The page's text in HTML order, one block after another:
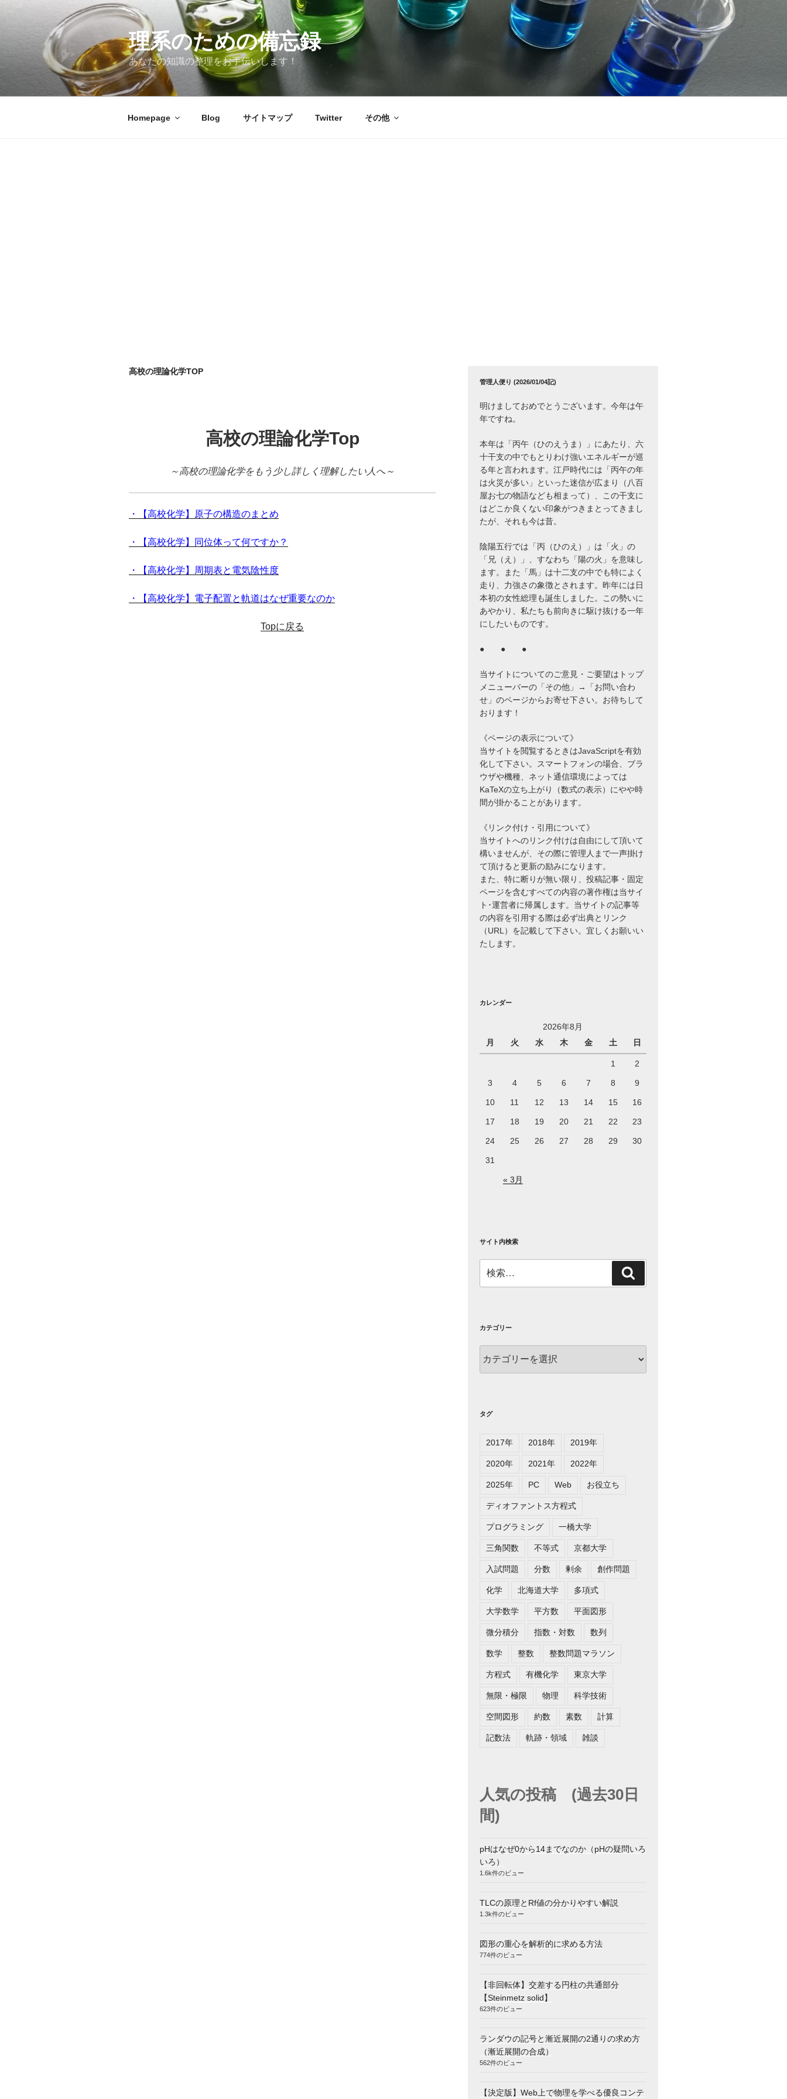
理系のための備忘録
あなたの知識の整理をお手伝いします！
Homepage Blog サイトマップ Twitter その他
高校の理論化学TOP
高校の理論化学Top
～高校の理論化学をもう少し詳しく理解したい人へ～
・【高校化学】原子の構造のまとめ
・【高校化学】同位体って何ですか？
・【高校化学】周期表と電気陰性度
・【高校化学】電子配置と軌道はなぜ重要なのか
Topに戻る
管理人便り (2026/01/04記)
明けましておめでとうございます。今年は午
年ですね。
本年は「丙午（ひのえうま）」にあたり、六
十干支の中でもとりわけ強いエネルギーが巡
る年と言われます。江戸時代には「丙午の年
は火災が多い」といった迷信が広まり（八百
屋お七の物語なども相まって）、この干支に
はどこか良くない印象がつきまとってきまし
たが、それも今は昔。
陰陽五行では「丙（ひのえ）」は「火」の
「兄（え）」、すなわち「陽の火」を意味し
ます。また「馬」は十二支の中でも特によく
走り、力強さの象徴とされます。昨年には日
本初の女性総理も誕生しました。この勢いに
あやかり、私たちも前向きに駆け抜ける一年
にしたいものです。
● ● ●
当サイトについてのご意見・ご要望はトップ
メニューバーの「その他」→「お問い合わ
せ」のページからお寄せ下さい。お待ちして
おります！
《ページの表示について》
当サイトを閲覧するときはJavaScriptを有効
化して下さい。スマートフォンの場合、ブラ
ウザや機種、ネット通信環境によっては
KaTeXの立ち上がり（数式の表示）にやや時
間が掛かることがあります。
《リンク付け・引用について》
当サイトへのリンク付けは自由にして頂いて
構いませんが、その際に管理人まで一声掛け
て頂けると更新の励みになります。
また、特に断りが無い限り、投稿記事・固定
ページを含むすべての内容の著作権は当サイ
ト･運営者に帰属します。当サイトの記事等
の内容を引用する際は必ず出典とリンク
（URL）を記載して下さい。宜しくお願いい
たします。
カレンダー
2026年8月
月
火 水 木 金 土 日
1 2
3 4 5 6 7 8 9
10 11 12 13 14 15 16
17 18 19 20 21 22 23
24 25 26 27 28 29 30
31
« 3月
サイト内検索
索:
索
カテゴリー
テ
タグ
2017年 2018年 2019年
2020年 2021年 2022年
2025年 PC Web お役立ち
ディオファントス方程式
プログラミング 一橋大学
三角関数 不等式 京都大学
入試問題 分数 剰余 創作問題
化学 北海道大学 多項式
大学数学 平方数 平面図形
微分積分 指数・対数 数列
数学 整数 整数問題マラソン
方程式 有機化学 東京大学
無限・極限 物理 科学技術
空間図形 約数 素数 計算
記数法 軌跡・領域 雑談
人気の投稿 (過去30日
間)
pHはなぜ0から14までなのか（pHの疑問いろ
いろ）
1.6k件のビュー
TLCの原理とRf値の分かりやすい解説
1.3k件のビュー
図形の重心を解析的に求める方法
774件のビュー
【非回転体】交差する円柱の共通部分
【Steinmetz solid】
623件のビュー
ランダウの記号と漸近展開の2通りの求め方
（漸近展開の合成）
562件のビュー
【決定版】Web上で物理を学べる優良コンテ